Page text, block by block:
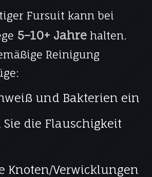
Fursuit kann bei
5–10+ Jahre halten.
Reinigung
und Bakterien ein
Sie die Flauschigkeit
Knoten/Verwicklungen